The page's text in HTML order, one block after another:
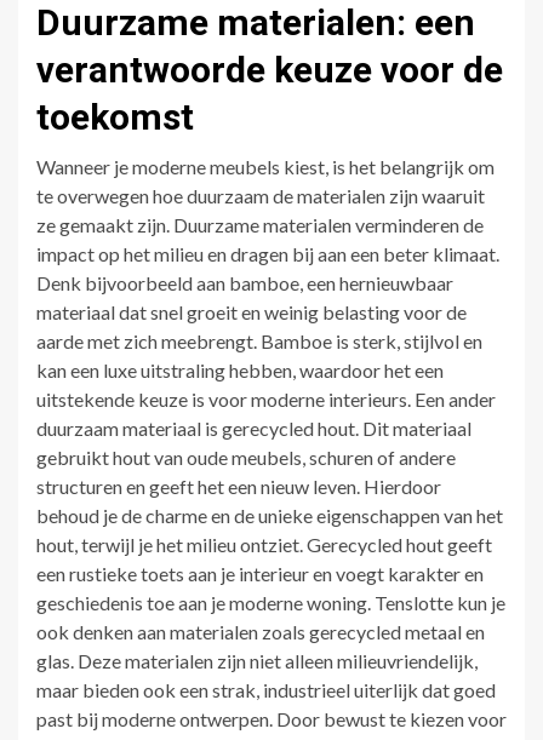
Duurzame materialen: een
verantwoorde keuze voor de
toekomst
Wanneer je moderne meubels kiest, is het belangrijk om
te overwegen hoe duurzaam de materialen zijn waaruit
ze gemaakt zijn. Duurzame materialen verminderen de
impact op het milieu en dragen bij aan een beter klimaat.
Denk bijvoorbeeld aan bamboe, een hernieuwbaar
materiaal dat snel groeit en weinig belasting voor de
aarde met zich meebrengt. Bamboe is sterk, stijlvol en
kan een luxe uitstraling hebben, waardoor het een
uitstekende keuze is voor moderne interieurs. Een ander
duurzaam materiaal is gerecycled hout. Dit materiaal
gebruikt hout van oude meubels, schuren of andere
structuren en geeft het een nieuw leven. Hierdoor
behoud je de charme en de unieke eigenschappen van het
hout, terwijl je het milieu ontziet. Gerecycled hout geeft
een rustieke toets aan je interieur en voegt karakter en
geschiedenis toe aan je moderne woning. Tenslotte kun je
ook denken aan materialen zoals gerecycled metaal en
glas. Deze materialen zijn niet alleen milieuvriendelijk,
maar bieden ook een strak, industrieel uiterlijk dat goed
past bij moderne ontwerpen. Door bewust te kiezen voor